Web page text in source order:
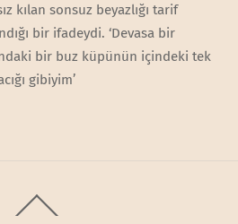
kılan sonsuz beyazlığı tarif
bir ifadeydi. ‘Devasa bir
bir buz küpünün içindeki tek
gibiyim’
To